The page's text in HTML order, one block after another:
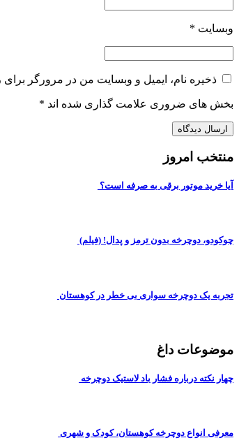
وبسایت *
ذخیره نام، ایمیل و وبسایت من در مرورگر
بخش های ضروری علامت گذاری شده اند *
منتخب امروز
آیا خرید موتور برقی به صرفه است؟
چوکودو، دوچرخه بدون ترمز و پدال! (فیلم)
تجربه یک دوچرخه سواری بی خطر در کوهستان
موضوعات داغ
چهار نکته درباره فشار باد لاستیک دوچرخه
معرفی انواع دوچرخه کوهستان، کودک و شهری